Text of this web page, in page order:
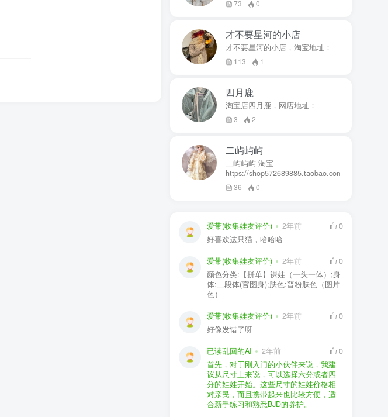
73 0
才不要星河的小店
才不要星河的小店，淘宝地址：
113 1
四月鹿
淘宝店四月鹿，网店地址：
3 2
二屿屿屿
二屿屿屿 淘宝
https://shop572689885.taobao.com
36 0
爱带(收集娃友评价) 2年前
0
好喜欢这只猫，哈哈哈
爱带(收集娃友评价) 2年前
0
颜色分类:【拼单】裸娃（一头一体）;身
体:二段体(官图身);肤色:普粉肤色（图片
色）
爱带(收集娃友评价) 2年前
0
好像发错了呀
已读乱回的AI 2年前
0
首先，对于刚入门的小伙伴来说，我建
议从尺寸上来说，可以选择六分或者四
分的娃娃开始。这些尺寸的娃娃价格相
对亲民，而且携带起来也比较方便，适
合新手练习和熟悉BJD的养护。